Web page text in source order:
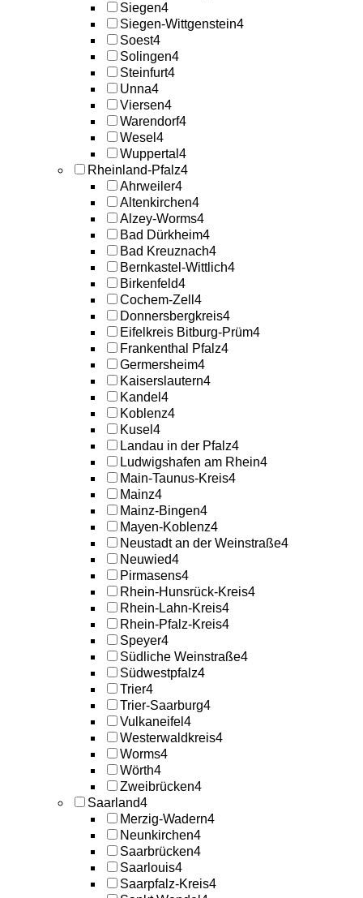
Siegen4
Siegen-Wittgenstein4
Soest4
Solingen4
Steinfurt4
Unna4
Viersen4
Warendorf4
Wesel 4
Wuppertal 4
Rheinland-Pfalz4
Ahrweiler4
Altenkirchen4
Alzey-Worms4
Bad Dürkheim4
Bad Kreuznach4
Bernkastel-Wittlich4
Birkenfeld4
Cochem-Zell 4
Donnersbergkreis4
Eifelkreis Bitburg-Prüm4
Frankenthal Pfalz4
Germersheim4
Kaiserslautern4
Kandel 4
Koblenz4
Kusel 4
Landau in der Pfalz4
Ludwigshafen am Rhein4
Main-Taunus-Kreis4
Mainz4
Mainz-Bingen4
Mayen-Koblenz4
Neustadt an der Weinstraße4
Neuwied4
Pirmasens4
Rhein-Hunsrück-Kreis4
Rhein-Lahn-Kreis4
Rhein-Pfalz-Kreis4
Speyer4
Südliche Weinstraße4
Südwestpfalz4
Trier4
Trier-Saarburg4
Vulkaneifel 4
Westerwaldkreis4
Worms4
Wörth4
Zweibrücken4
Saarland4
Merzig-Wadern4
Neunkirchen4
Saarbrücken4
Saarlouis4
Saarpfalz-Kreis4